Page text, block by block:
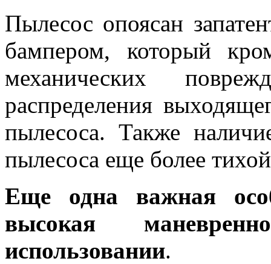
Пылесос опоясан
бампером, который
механических
распределения
пылесоса. Также
пылесоса еще более
Еще одна важная
высокая
использовании.